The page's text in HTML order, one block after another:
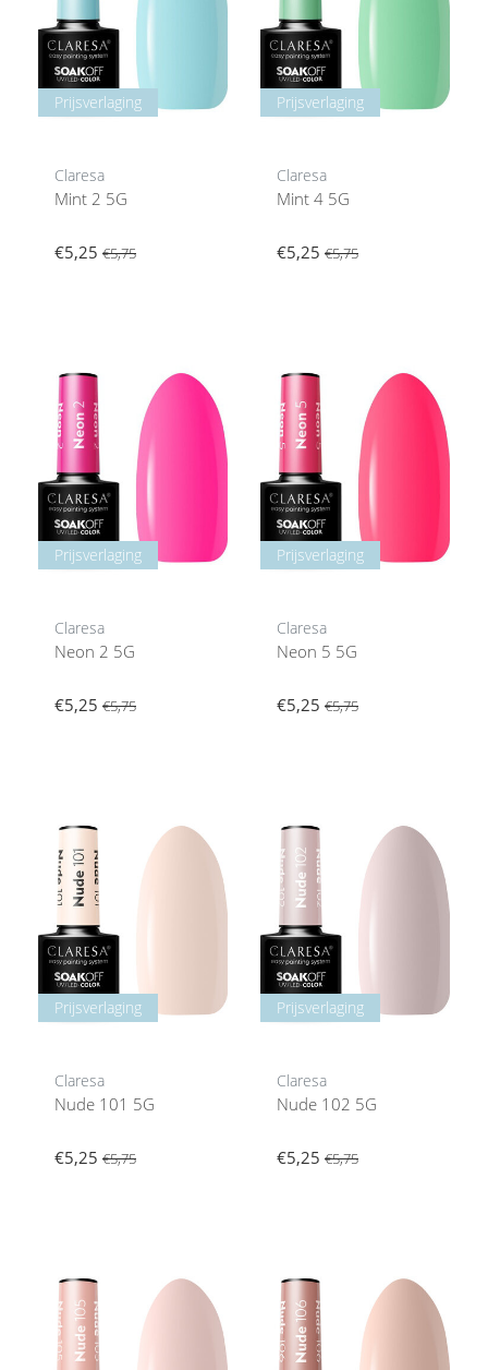
Prijsverlaging
Claresa
Mint 2 5G
€5,25 €5,75
Prijsverlaging
Claresa
Mint 4 5G
€5,25 €5,75
Prijsverlaging
Claresa
Neon 2 5G
€5,25 €5,75
Prijsverlaging
Claresa
Neon 5 5G
€5,25 €5,75
Prijsverlaging
Claresa
Nude 101 5G
€5,25 €5,75
Prijsverlaging
Claresa
Nude 102 5G
€5,25 €5,75